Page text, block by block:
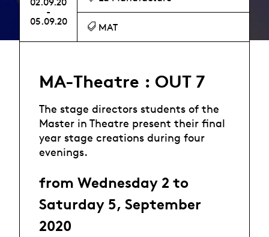
-
05.09.20
MAT
MA-Theatre : OUT 7
The stage directors students of the
Master in Theatre present their final
year stage creations during four
evenings.
from Wednesday 2 to
Saturday 5, September
2020